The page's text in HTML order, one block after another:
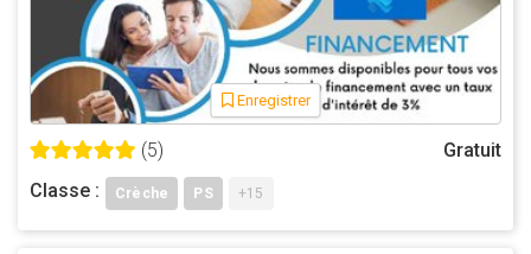
Enregistrer
(5)
Gratuit
Classe :
Crèche PS +15